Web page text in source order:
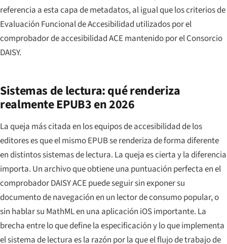
referencia a esta capa de metadatos, al igual que los criterios de
Evaluación Funcional de Accesibilidad utilizados por el
comprobador de accesibilidad ACE mantenido por el Consorcio
DAISY.
Sistemas de lectura: qué renderiza
realmente EPUB3 en 2026
La queja más citada en los equipos de accesibilidad de los
editores es que el mismo EPUB se renderiza de forma diferente
en distintos sistemas de lectura. La queja es cierta y la diferencia
importa. Un archivo que obtiene una puntuación perfecta en el
comprobador DAISY ACE puede seguir sin exponer su
documento de navegación en un lector de consumo popular, o
sin hablar su MathML en una aplicación iOS importante. La
brecha entre lo que define la especificación y lo que implementa
el sistema de lectura es la razón por la que el flujo de trabajo de